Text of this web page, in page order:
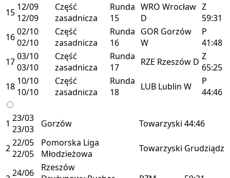
15 12/09
12/09
Część
zasadnicza
Runda
15
WRO Wrocław
D
Z
59:31
1602/10
02/10
Część
zasadnicza
Runda
16
GOR Gorzów
W
P
41:48
1703/10
03/10
Część
zasadnicza
Runda
17
RZE Rzeszów D Z
65:25
18 10/10
10/10
Część
zasadnicza
Runda
18
LUB Lublin W
P
44:46
1 23/03
23/03
Gorzów Towarzyski 44:46
222/05
22/05
Pomorska Liga
Młodzieżowa
Towarzyski Grudziądz
24/06
Rzeszów